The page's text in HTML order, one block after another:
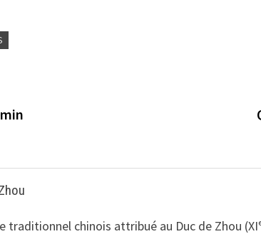
:
traditionnel chinois attribué au Duc de Zhou